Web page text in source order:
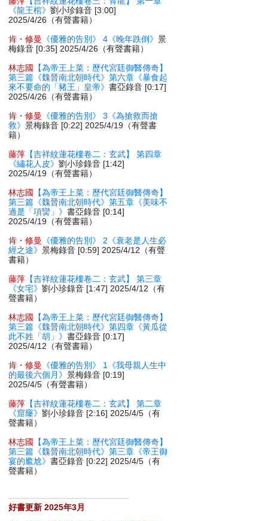
《龍王棺》劉小珍錄音 [3:00]
2025/4/26（有聲書籍）
肯・修曼
《優雅的告別》 4《晚年跌倒》景
梅錄音 [0:35] 2025/4/26（有聲書籍）
林志國
【為帝王上菜：歷代宮廷御醫傳奇】
第三篇《魏晉南北朝時代》第六章《暴食起
來不要命的「豬王」皇帝》書亞錄音 [0:17]
2025/4/26（有聲書籍）
肯・修曼
《優雅的告別》 3《為搶救而搶
救》景梅錄音 [0:22] 2025/4/19（有聲書
籍）
藤萍 【吉祥紋蓮花樓卷二：玄武】 第四章
《繡花人皮》劉小珍錄音 [1:42]
2025/4/19（有聲書籍）
林志國
【為帝王上菜：歷代宮廷御醫傳奇】
第三篇《魏晉南北朝時代》第五章《美味不
過是「項臠」》書亞錄音 [0:14]
2025/4/19（有聲書籍）
肯・修曼
《優雅的告別》 2《衰老是人生必
經之途》景梅錄音 [0:59] 2025/4/12（有聲
書籍）
藤萍 【吉祥紋蓮花樓卷二：玄武】 第三章
《女宅》劉小珍錄音 [1:47] 2025/4/12（有
聲書籍）
林志國
【為帝王上菜：歷代宮廷御醫傳奇】
第三篇《魏晉南北朝時代》第四章《黃瓜從
此不姓「胡」》書亞錄音 [0:17]
2025/4/12（有聲書籍）
肯・修曼
《優雅的告別》 1《我母親人生中
的最後六個月》景梅錄音 [0:19]
2025/4/5（有聲書籍）
藤萍 【吉祥紋蓮花樓卷二：玄武】 第二章
《窟窿》劉小珍錄音 [2:16] 2025/4/5（有
聲書籍）
林志國
【為帝王上菜：歷代宮廷御醫傳奇】
第三篇《魏晉南北朝時代》第三章《帝王御
宴的尷尬》書亞錄音 [0:22] 2025/4/5（有
聲書籍）
好書更新 2025年3月